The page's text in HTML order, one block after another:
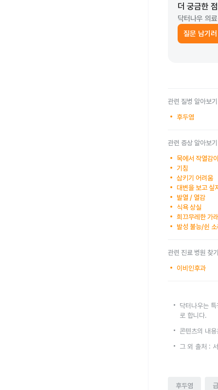
더 궁금한
닥터나우 의
질문 남기
관련 질병 알아보기
후두염
관련 증상 알아보기
목에서 작열감
기침
삼키기 어려움
대변을 보고 싶
발열 / 열감
식욕 상실
희끄무레한 가
발성 불능/쉰
관련 진료 병원 찾
이비인후과
닥터나우는
로 합니다.
콘텐츠의 내
그 외 출처 :
후두염